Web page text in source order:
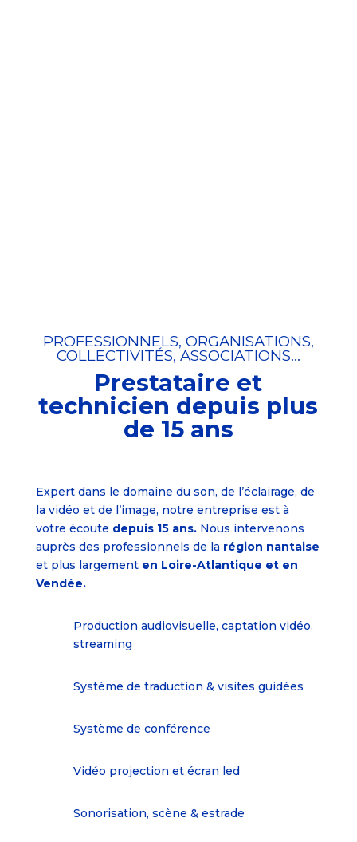
PROFESSIONNELS, ORGANISATIONS,
COLLECTIVITÉS, ASSOCIATIONS…
Prestataire et
technicien depuis plus
de 15 ans
Expert dans le domaine du son, de l’éclairage, de
la vidéo et de l’image, notre entreprise est à
votre écoute depuis 15 ans.Nous intervenons
auprès des professionnels de la région nantaise
et plus largement en Loire-Atlantique et en
Vendée.
Production audiovisuelle, captation vidéo,
streaming
Système de traduction & visites guidées
Système de conférence
Vidéo projection et écran led
Sonorisation, scène & estrade